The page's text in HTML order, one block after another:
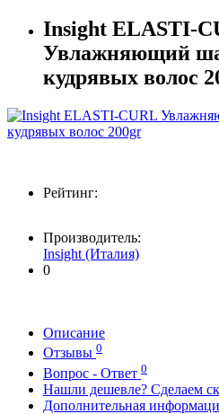
Insight ELASTI-
Увлажняющий
кудрявых волос
Рейтинг:
Производитель:
Insight (Италия)
0
Описание
Отзывы 0
Вопрос - Ответ 0
Нашли дешевле? Сделаем
Дополнительная